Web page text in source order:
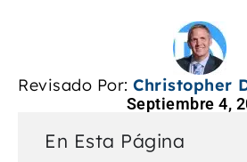
Revisado Por: Christopher
Septiembre 4,
En Esta Página